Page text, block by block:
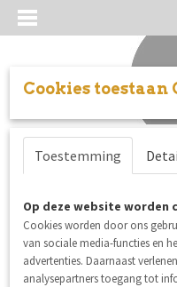
Inloggen Registreren
Cookies toestaan
Toestemming
Op deze website worden
Cookies worden door ons
van sociale media-functies en
advertenties. Daarnaast
analysepartners toegang tot